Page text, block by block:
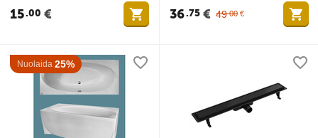
15 00 € 49 00 €
36 75 €
Nuolaida 25%